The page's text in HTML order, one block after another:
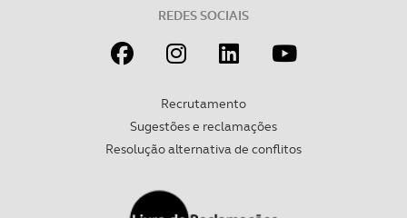
REDES SOCIAIS
Recrutamento
Sugestões e reclamações
Resolução alternativa de conflitos